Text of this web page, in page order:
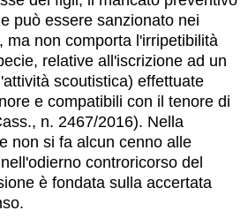
può essere sanzionato nei
ma non comporta l'irripetibilità
relative all'iscrizione ad un
scoutistica) effettuate
e compatibili con il tenore di
n. 2467/2016). Nella
non si fa alcun cenno alle
controricorso del
è fondata sulla accertata